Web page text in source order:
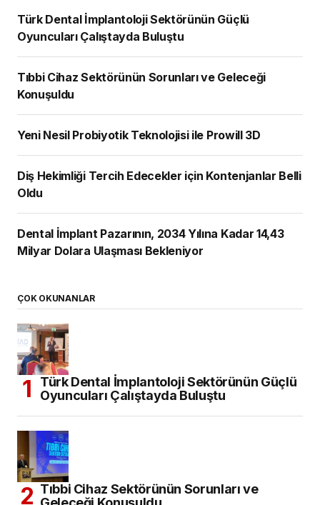
Türk Dental İmplantoloji Sektörünün Güçlü
Oyuncuları Çalıştayda Buluştu
Tıbbi Cihaz Sektörünün Sorunları ve Geleceği
Konuşuldu
Yeni Nesil Probiyotik Teknolojisi ile Prowill 3D
Diş Hekimliği Tercih Edecekler için Kontenjanlar Belli
Oldu
Dental İmplant Pazarının, 2034 Yılına Kadar 14,43
Milyar Dolara Ulaşması Bekleniyor
ÇOK OKUNANLAR
Türk Dental İmplantoloji Sektörünün Güçlü
Oyuncuları Çalıştayda Buluştu
Tıbbi Cihaz Sektörünün Sorunları ve